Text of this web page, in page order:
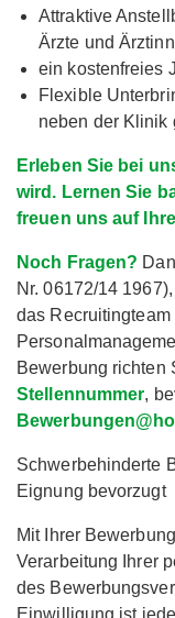
Attraktive
Ärzte und
ein kostenfreies
Flexible
neben der Klinik
Erleben Sie bei
wird. Lernen Sie
freuen uns auf
Noch Fragen?
Nr. 06172/14
das Recruitingteam
Bewerbung richten
Stellennummer,
Schwerbehinderte
Eignung bevorzugt
Mit Ihrer
Verarbeitung Ihrer
des